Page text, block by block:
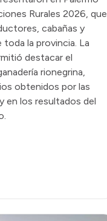
Rurales 2026, que
cabañas y
la provincia. La
destacar el
rionegrina,
obtenidos por las
en los resultados del